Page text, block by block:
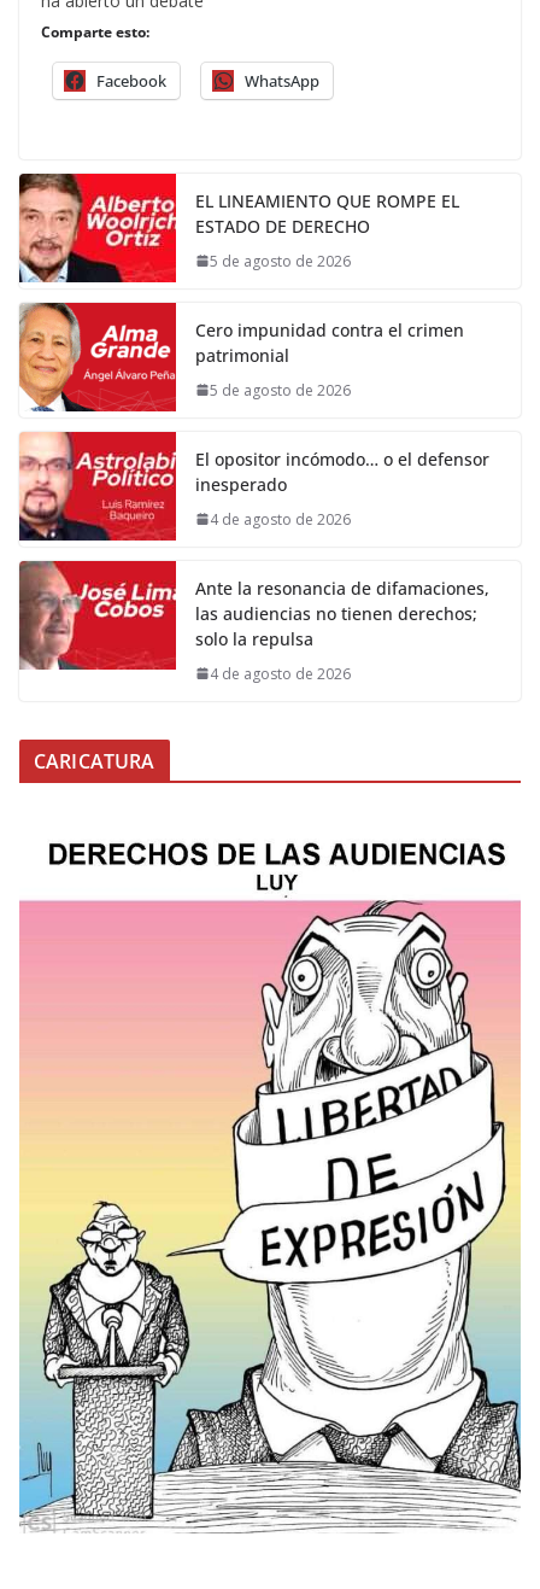
Comparte esto:
Facebook WhatsApp
EL LINEAMIENTO QUE ROMPE EL
ESTADO DE DERECHO
5 de agosto de 2026
Cero impunidad contra el crimen
patrimonial
5 de agosto de 2026
El opositor incómodo… o el defensor
inesperado
4 de agosto de 2026
Ante la resonancia de difamaciones,
las audiencias no tienen derechos;
solo la repulsa
4 de agosto de 2026
CARICATURA